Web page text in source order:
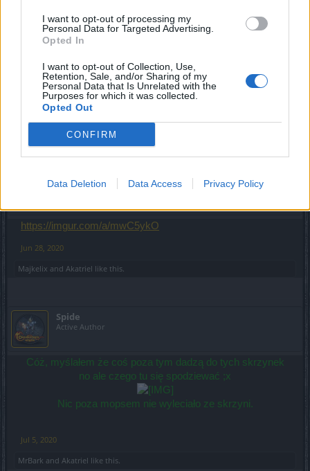
I want to opt-out of processing my
Personal Data for Targeted Advertising.
Opted In
I want to opt-out of Collection, Use,
Retention, Sale, and/or Sharing of my
Personal Data that Is Unrelated with the
Purposes for which it was collected.
Opted Out
CONFIRM
Data Deletion Data Access Privacy Policy
Podsumowanie : D
Z ciekawszych rzeczy
​
Jun 21, 2020
BA_Bastet, MrBark
MrBark
Someday Author
https://imgur.com/a/mwC5ykO
Jun 28, 2020
Majkelix and Akatriel like this.
Spide
Active Author
Cóż, myślałem że coś poza tym dadzą do tych skrzynek
no ale czego tu się spodziewać ;x
Nic poza mopsem nie wyleciało ze skrzyni.
Jul 5, 2020
MrBark and Akatriel like this.